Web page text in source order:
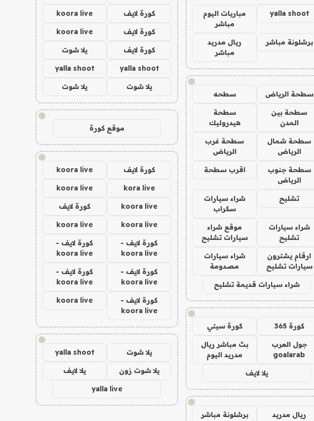
yalla shoot
مباريات اليوم
مباشر
برشلونة مباشر
ريال مدريد
مباشر
!
سطحة الرياض سطحه
سطحة بين
المدن
سطحة
هيدروليك
سطحة شمال
الرياض
سطحة غرب
الرياض
سطحة جنوب
الرياض
اقرب سطحة
تشليح
شراء سيارات
سكراب
شراء سيارات
تشليح
موقع شراء
سيارات تشليح
ارقام يشترون
سيارات تشليح
شراء سيارات
مصدومة
شراء سيارات قديمة تشليح
!
كورة 365 كورة سيتي
جول العرب
goalarab
بث مباشر ريال
مدريد اليوم
يلا لايف
!
ريال مدريد
برشلونة مباشر
كورة لايف koora live
كورة لايف koora live
كورة لايف يلا شوت
yalla shoot
yalla shoot
يلا شوت يلا شوت
!
موقع كورة
!
كورة لايف koora live
kora live
koora live
koora live كورة لايف
koora live
koora live
كورة لايف -
koora live
كورة لايف -
koora live
كورة لايف -
koora live
كورة لايف -
koora live
كورة لايف -
koora live
koora live
!
يلا شوت yalla shoot
يلا شوت زون يلا لايف
yalla live